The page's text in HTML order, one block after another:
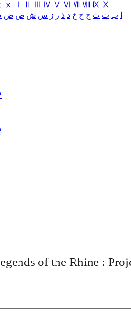
ⅹ Ⅳ Ⅴ Ⅵ Ⅶ Ⅷ Ⅸ Ⅹ
ب ت ث ج ح خ د ذ ر ز س ش ص ض
of the Rhine :